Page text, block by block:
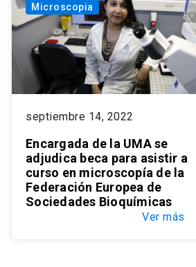
Microscopia
septiembre 14, 2022
Encargada de la UMA se
adjudica beca para asistir a
curso en microscopía de la
Federación Europea de
Sociedades Bioquímicas
Ver más